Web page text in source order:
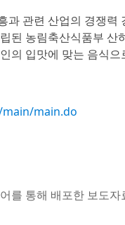
과 관련 산업의 경쟁력
된 농림축산식품부
의 입맛에 맞는 음식
main.do
를 통해 배포한 보도